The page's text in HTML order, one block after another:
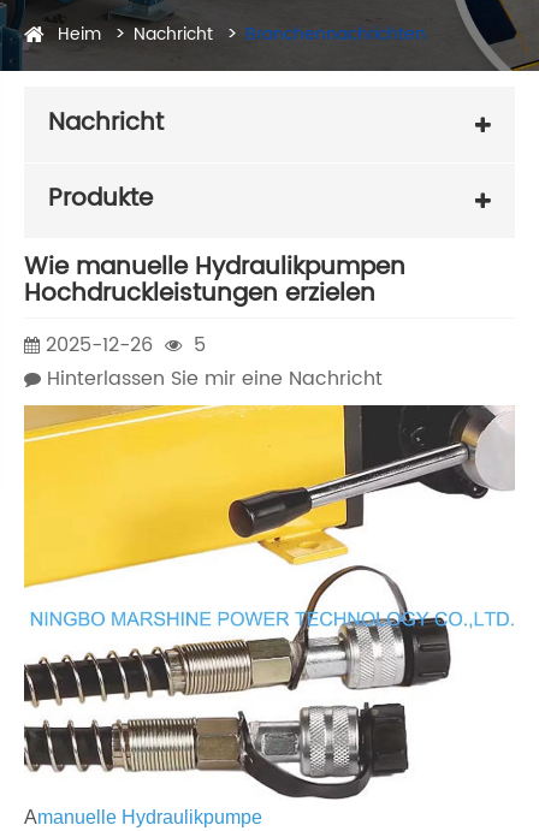
Heim Nachricht Branchennachrichten
Nachricht
Produkte
Wie manuelle Hydraulikpumpen
Hochdruckleistungen erzielen
2025-12-26
5
Hinterlassen Sie mir eine Nachricht
Amanuelle Hydraulikpumpe